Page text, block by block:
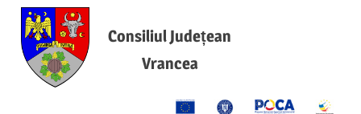
Skip
content
Consiliul Județean
Vrancea